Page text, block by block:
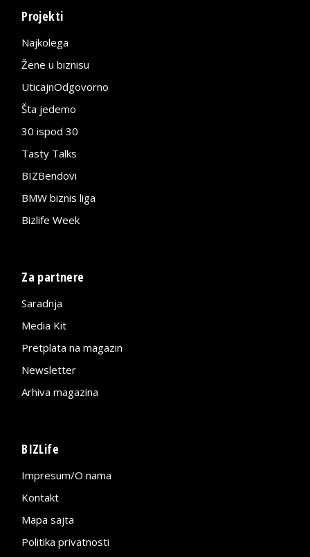
Projekti
Najkolega
Žene u biznisu
UticajnOdgovorno
Šta jedemo
30 ispod 30
Tasty Talks
BIZBendovi
BMW biznis liga
Bizlife Week
Za partnere
Saradnja
Media Kit
Pretplata na magazin
Newsletter
Arhiva magazina
BIZLife
Impresum/O nama
Kontakt
Mapa sajta
Politika privatnosti